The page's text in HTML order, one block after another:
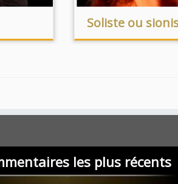
Soliste ou
les plus récents